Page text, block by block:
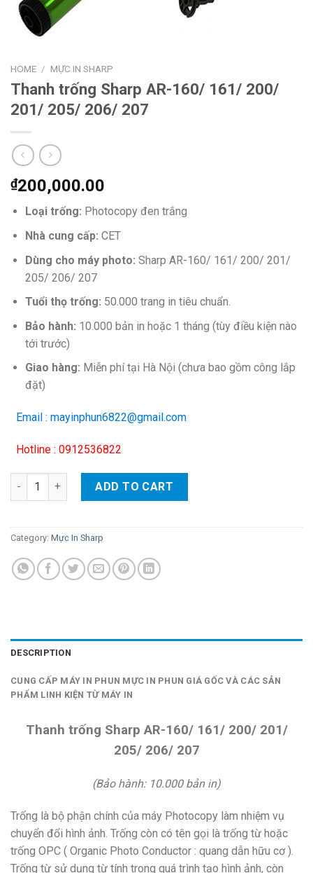
HOME / MỰC IN SHARP
Thanh trống Sharp AR-160/ 161/ 200/
201/ 205/ 206/ 207
₫200,000.00
Loại trống: Photocopy đen trắng
Nhà cung cấp: CET
Dùng cho máy photo: Sharp AR-160/ 161/ 200/ 201/
205/ 206/ 207
Tuổi thọ trống: 50.000 trang in tiêu chuẩn.
Bảo hành: 10.000 bản in hoặc 1 tháng (tùy điều kiện nào
tới trước)
Giao hàng: Miễn phí tại Hà Nội (chưa bao gồm công lắp
đặt)
Email : mayinphun6822@gmail.com
Hotline : 0912536822
Thanh trống Sharp AR-160/ 161/ 200/ 201/ 205/ 206/ 207
ADD TO CART
Category: Mực In Sharp
DESCRIPTION
CUNG CẤP MÁY IN PHUN MỰC IN PHUN GIÁ GỐC VÀ CÁC SẢN
PHẨM LINH KIỆN TỪ MÁY IN
Thanh trống Sharp AR-160/ 161/ 200/ 201/
205/ 206/ 207
(Bảo hành: 10.000 bản in)
Trống là bộ phận chính của máy Photocopy làm nhiệm vụ
chuyển đổi hình ảnh. Trống còn có tên gọi là trống từ hoặc
trống OPC ( Organic Photo Conductor : quang dẫn hữu cơ ).
Trống từ sử dụng từ tính trong quá trình tạo hình ảnh, còn